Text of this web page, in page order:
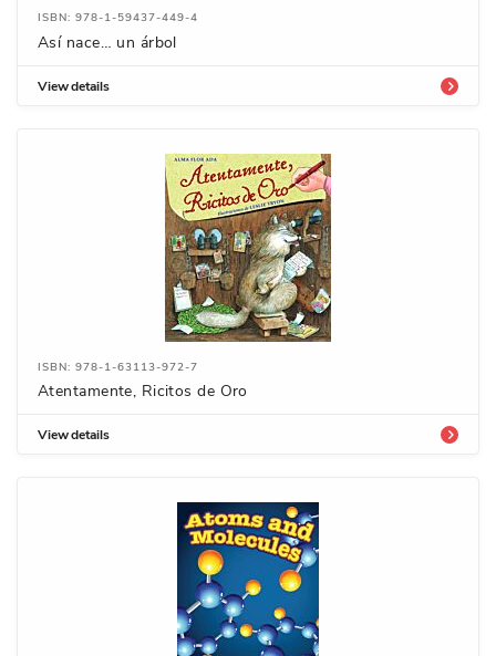
ISBN: 978-1-59437-449-4
Así nace… un árbol
View details
ISBN: 978-1-63113-972-7
Atentamente, Ricitos de Oro
View details